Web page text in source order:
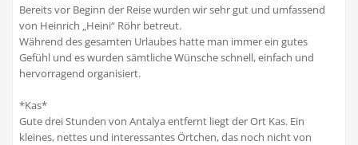
Bereits vor Beginn der Reise wurden wir sehr gut und umfassend
von Heinrich „Heini“ Röhr betreut.
Während des gesamten Urlaubes hatte man immer ein gutes
Gefühl und es wurden sämtliche Wünsche schnell, einfach und
hervorragend organisiert.
*Kas*
Gute drei Stunden von Antalya entfernt liegt der Ort Kas. Ein
kleines, nettes und interessantes Örtchen, das noch nicht von